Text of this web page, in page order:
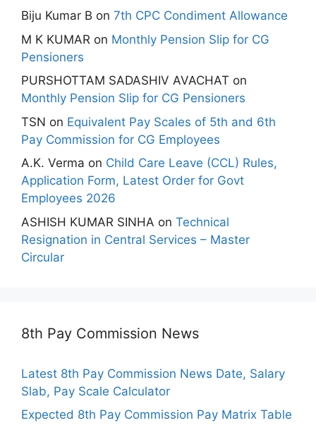
Biju Kumar B on 7th CPC Condiment Allowance
M K KUMAR on Monthly Pension Slip for CG
Pensioners
PURSHOTTAM SADASHIV AVACHAT on
Monthly Pension Slip for CG Pensioners
TSN on Equivalent Pay Scales of 5th and 6th
Pay Commission for CG Employees
A.K. Verma on Child Care Leave (CCL) Rules,
Application Form, Latest Order for Govt
Employees 2026
ASHISH KUMAR SINHA on Technical
Resignation in Central Services – Master
Circular
8th Pay Commission News
Latest 8th Pay Commission News Date, Salary
Slab, Pay Scale Calculator
Expected 8th Pay Commission Pay Matrix Table